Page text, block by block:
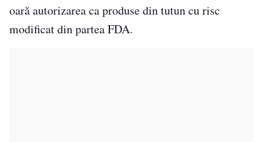
oară autorizarea ca produse din tutun cu risc
modificat din partea FDA.